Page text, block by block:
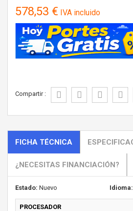
578,53 € IVA incluido
Compartir :
FICHA TÉCNICA
¿NECESITAS FINANCIACIÓN?
Estado: Nuevo Idioma:
PROCESADOR